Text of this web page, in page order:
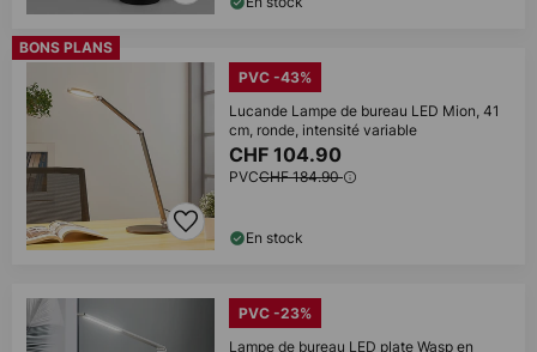
BONS PLANS
PVC -43%
Lucande Lampe de bureau LED Mion, 41
cm, ronde, intensité variable
CHF 104.90
PVCCHF 184.90
En stock
PVC -23%
Lampe de bureau LED plate Wasp en